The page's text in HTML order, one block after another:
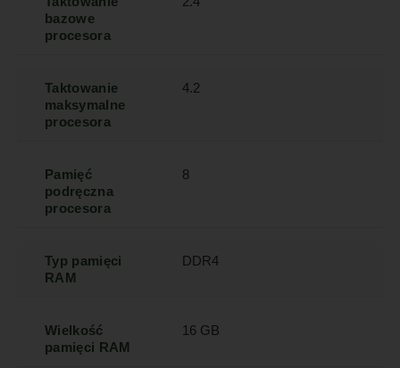
bazowe
procesora
Taktowanie
maksymalne
procesora
4.2
Pamięć
podręczna
procesora
8
Typ pamięci
RAM
DDR4
Wielkość
pamięci RAM
16 GB